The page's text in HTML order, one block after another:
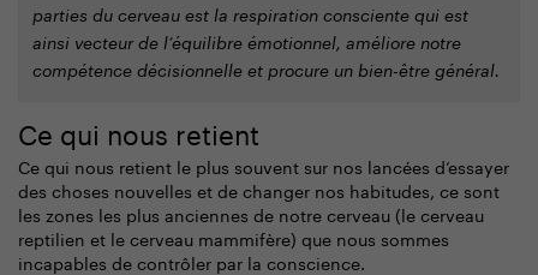
parties du cerveau est la respiration consciente qui est
ainsi vecteur de l’équilibre émotionnel, améliore notre
compétence décisionnelle et procure un bien-être général.
Ce qui nous retient
Ce qui nous retient le plus souvent sur nos lancées d’essayer
des choses nouvelles et de changer nos habitudes, ce sont
les zones les plus anciennes de notre cerveau (le cerveau
reptilien et le cerveau mammifère) que nous sommes
incapables de contrôler par la conscience.